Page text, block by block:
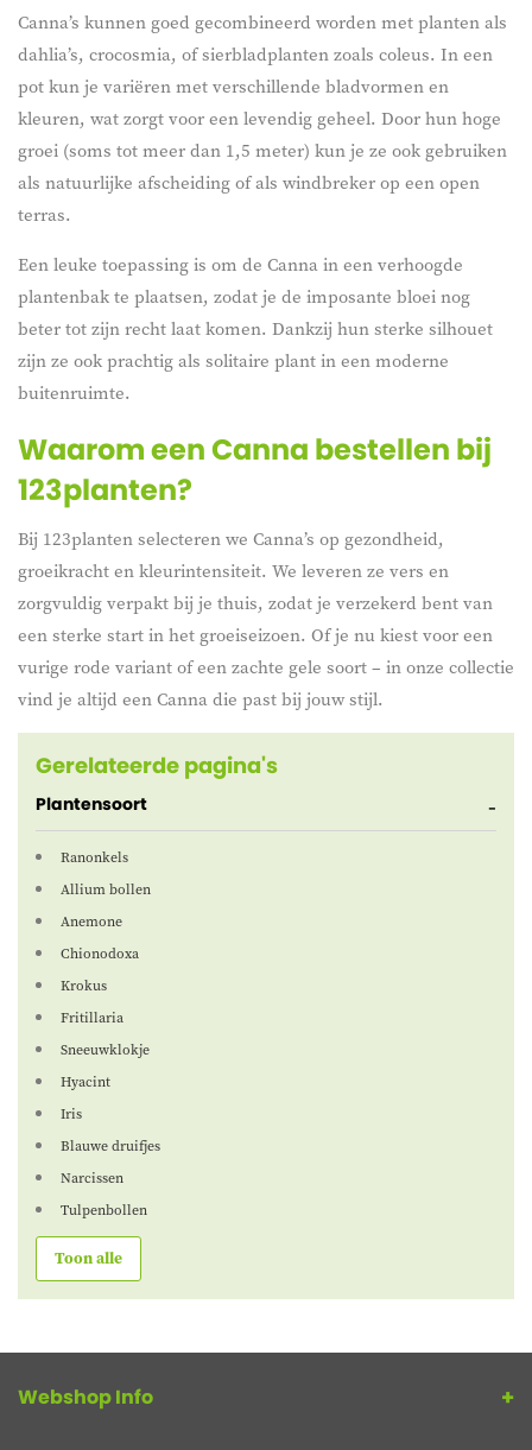
Canna’s kunnen goed gecombineerd worden met planten als
dahlia’s, crocosmia, of sierbladplanten zoals coleus. In een
pot kun je variëren met verschillende bladvormen en
kleuren, wat zorgt voor een levendig geheel. Door hun hoge
groei (soms tot meer dan 1,5 meter) kun je ze ook gebruiken
als natuurlijke afscheiding of als windbreker op een open
terras.
Een leuke toepassing is om de Canna in een verhoogde
plantenbak te plaatsen, zodat je de imposante bloei nog
beter tot zijn recht laat komen. Dankzij hun sterke silhouet
zijn ze ook prachtig als solitaire plant in een moderne
buitenruimte.
Waarom een Canna bestellen bij
123planten?
Bij 123planten selecteren we Canna’s op gezondheid,
groeikracht en kleurintensiteit. We leveren ze vers en
zorgvuldig verpakt bij je thuis, zodat je verzekerd bent van
een sterke start in het groeiseizoen. Of je nu kiest voor een
vurige rode variant of een zachte gele soort – in onze collectie
vind je altijd een Canna die past bij jouw stijl.
Gerelateerde pagina's
Plantensoort
Ranonkels
Allium bollen
Anemone
Chionodoxa
Krokus
Fritillaria
Sneeuwklokje
Hyacint
Iris
Blauwe druifjes
Narcissen
Tulpenbollen
Toon alle
Webshop Info